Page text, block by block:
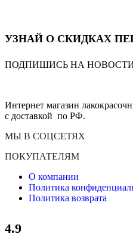
УЗНАЙ О СКИДКАХ
ПОДПИШИСЬ НА НОВОСТИ
Интернет магазин
с доставкой по РФ.
МЫ В СОЦСЕТЯХ
ПОКУПАТЕЛЯМ
О компании
Политика
Политика возврата
4.9